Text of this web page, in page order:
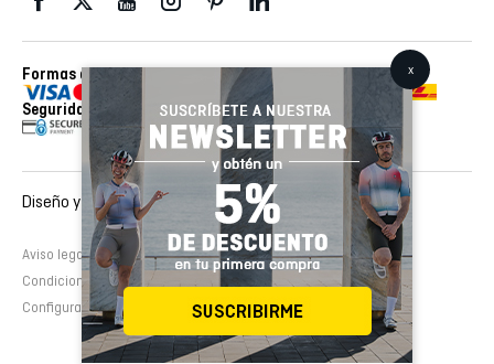
Formas de pago
Envios realizados con
Seguridad
Aviso legal Política de cookies
Política de privacidad
Condiciones de contratación
Configurar cookies
Diseño y desarrollo web : EMFASI